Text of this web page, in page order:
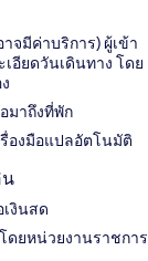
จมีค่าบริการ) ผู้เข้า
อียดวันเดินทาง โดย
มาถึงที่พัก
องมือแปลอัตโนมัติ
น
งินสด
ดยหน่วยงานราชการ